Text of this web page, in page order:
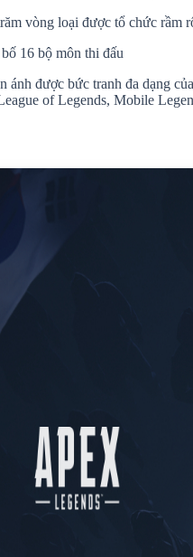
vòng loại được tổ chức
16 bộ môn thi đấu
ánh được bức tranh đa dạng
of Legends, Mobile